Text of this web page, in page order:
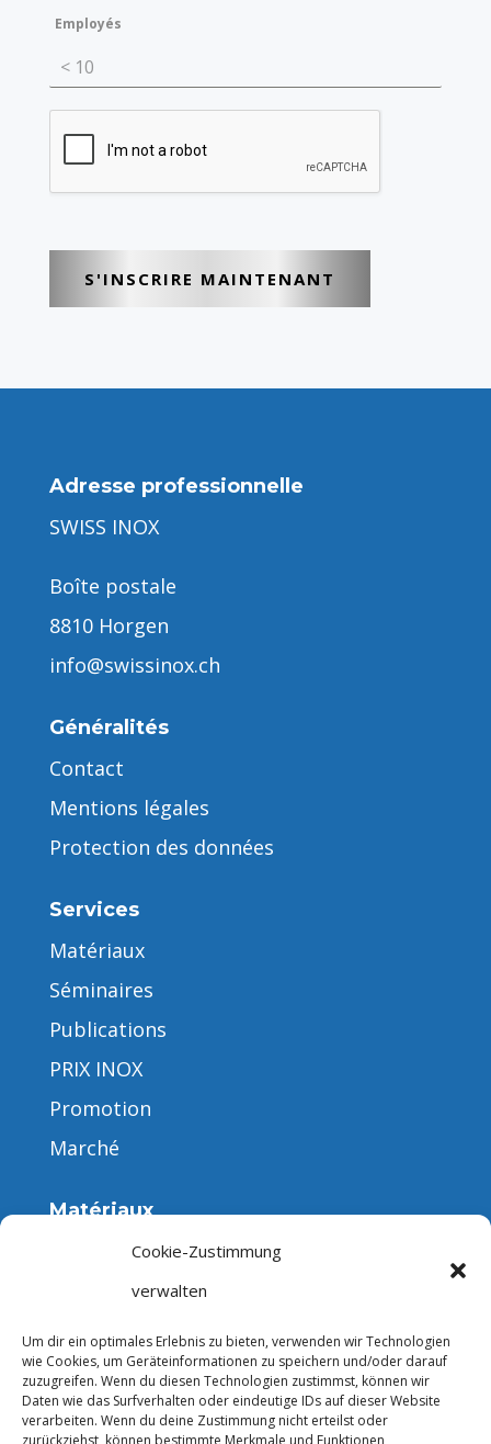
Cookie-Zustimmung
verwalten
Um dir ein optimales Erlebnis zu bieten, verwenden wir Technologien
wie Cookies, um Geräteinformationen zu speichern und/oder darauf
zuzugreifen. Wenn du diesen Technologien zustimmst, können wir
Daten wie das Surfverhalten oder eindeutige IDs auf dieser Website
verarbeiten. Wenn du deine Zustimmung nicht erteilst oder
zurückziehst, können bestimmte Merkmale und Funktionen
Employés
< 10
S'INSCRIRE MAINTENANT
Adresse professionnelle
SWISS INOX
Boîte postale
8810 Horgen
info@swissinox.ch
Généralités
Contact
Mentions légales
Protection des données
Services
Matériaux
Séminaires
Publications
PRIX INOX
Promotion
Marché
Matériaux